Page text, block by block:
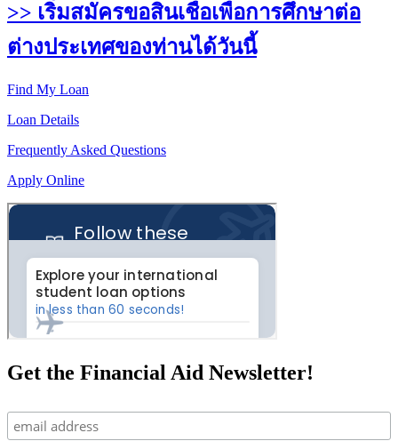
>> เริ่มสมัครขอสินเชื่อเพื่อการศึกษาต่อ
ต่างประเทศของท่านได้วันนี้
Find My Loan
Loan Details
Frequently Asked Questions
Apply Online
Get the Financial Aid Newsletter!